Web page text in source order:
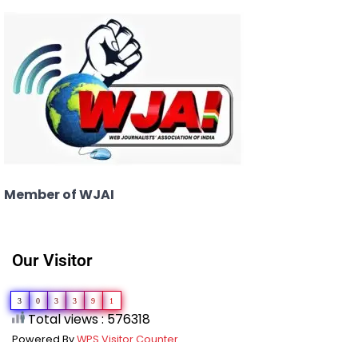
Member of WJAI
Our Visitor
3 0 3 3 9 1
Total views : 576318
Powered ByWPS Visitor Counter